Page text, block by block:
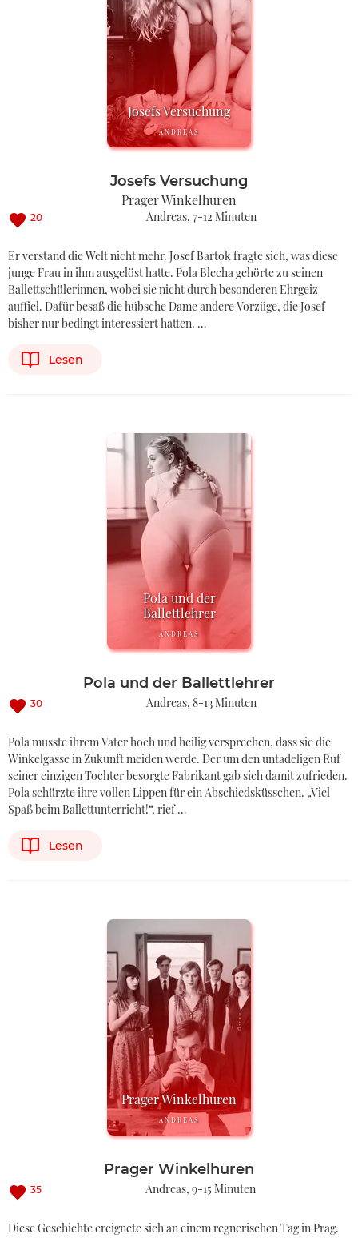
Josefs Versuchung
ANDREAS
Josefs Versuchung
Prager Winkelhuren
20 Andreas 7-12 Minuten
Er verstand die Welt nicht mehr. Josef Bartok fragte sich, was diese
junge Frau in ihm ausgelöst hatte. Pola Blecha gehörte zu seinen
Ballettschülerinnen, wobei sie nicht durch besonderen Ehrgeiz
auffiel. Dafür besaß die hübsche Dame andere Vorzüge, die Josef
bisher nur bedingt interessiert hatten. …
Lesen
Pola und der
Ballettlehrer
ANDREAS
Pola und der Ballettlehrer
30 Andreas 8-13 Minuten
Pola musste ihrem Vater hoch und heilig versprechen, dass sie die
Winkelgasse in Zukunft meiden werde. Der um den untadeligen Ruf
seiner einzigen Tochter besorgte Fabrikant gab sich damit zufrieden.
Pola schürzte ihre vollen Lippen für ein Abschiedsküsschen. „Viel
Spaß beim Ballettunterricht!“, rief …
Lesen
Prager Winkelhuren
ANDREAS
Prager Winkelhuren
35 Andreas 9-15 Minuten
Diese Geschichte ereignete sich an einem regnerischen Tag in Prag.